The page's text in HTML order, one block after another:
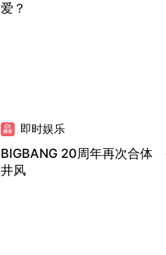
爱？
即时娱乐
BIGBANG 20周年再次合体
井风